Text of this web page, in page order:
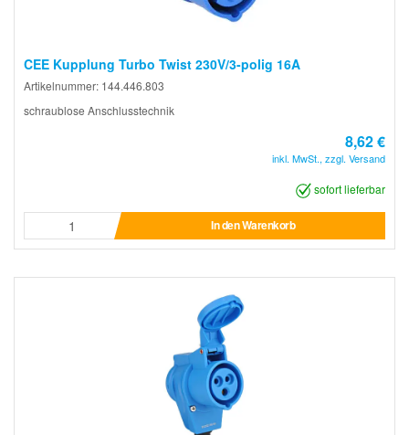
CEE Kupplung Turbo Twist 230V/3-polig 16A
Artikelnummer: 144.446.803
schraublose Anschlusstechnik
8,62 €
inkl. MwSt., zzgl. Versand
sofort lieferbar
In den Warenkorb